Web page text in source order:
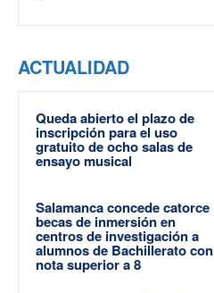
ACTUALIDAD
Queda abierto el plazo de
inscripción para el uso
gratuito de ocho salas de
ensayo musical
Salamanca concede catorce
becas de inmersión en
centros de investigación a
alumnos de Bachillerato con
nota superior a 8